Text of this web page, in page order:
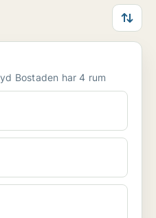
Lägenhet att hyra i Vaggeryd Bostaden har 4 rum